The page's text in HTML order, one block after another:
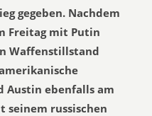
gegeben. Nachdem
Freitag mit Putin
Waffenstillstand
Austin ebenfalls am
seinem russischen